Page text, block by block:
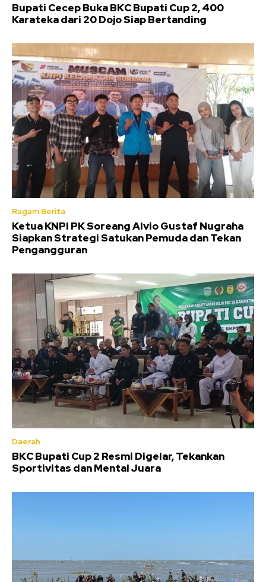
Bupati Cecep Buka BKC Bupati Cup 2, 400
Karateka dari 20 Dojo Siap Bertanding
Ragam Berita
Ketua KNPI PK Soreang Alvio Gustaf Nugraha
Siapkan Strategi Satukan Pemuda dan Tekan
Pengangguran
Daerah
BKC Bupati Cup 2 Resmi Digelar, Tekankan
Sportivitas dan Mental Juara